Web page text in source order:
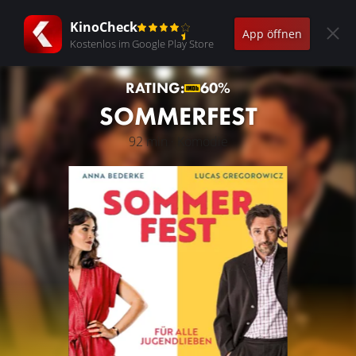
KinoCheck
Kostenlos im Google Play Store
App öffnen
RATING: 60%
SOMMERFEST
92 min · Komödie